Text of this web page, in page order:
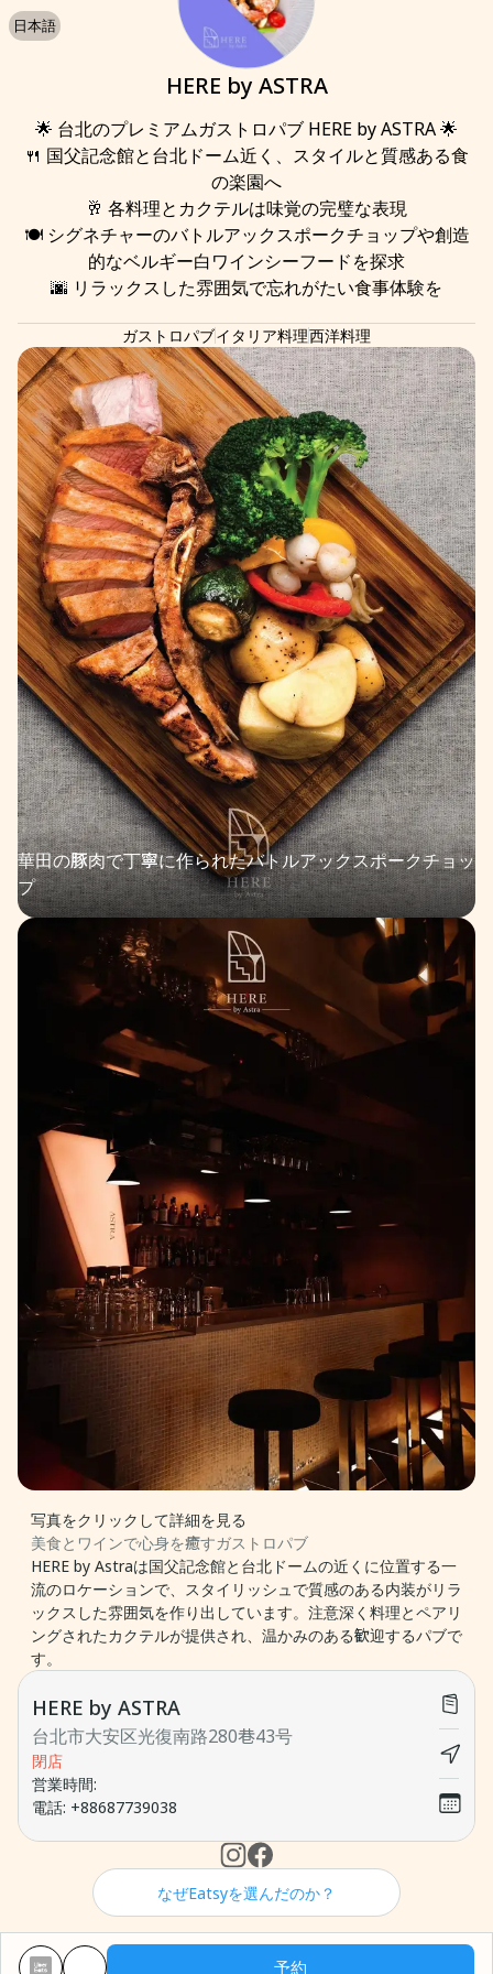
日本語
HERE by ASTRA
🌟 台北のプレミアムガストロパブ HERE by ASTRA 🌟
🍴 国父記念館と台北ドーム近く、スタイルと質感ある食
の楽園へ
🥂 各料理とカクテルは味覚の完璧な表現
🍽️ シグネチャーのバトルアックスポークチョップや創造
的なベルギー白ワインシーフードを探求
🌆 リラックスした雰囲気で忘れがたい食事体験を
ガストロパブイタリア料理西洋料理
華田の豚肉で丁寧に作られたバトルアックスポークチョッ
プ
写真をクリックして詳細を見る
美食とワインで心身を癒すガストロパブ
HERE by Astraは国父記念館と台北ドームの近くに位置する一
流のロケーションで、スタイリッシュで質感のある内装がリラ
ックスした雰囲気を作り出しています。注意深く料理とペアリ
ングされたカクテルが提供され、温かみのある歓迎するパブで
す。
HERE by ASTRA
台北市大安区光復南路280巷43号
閉店
営業時間:
電話: +88687739038
なぜEatsyを選んだのか？
予約